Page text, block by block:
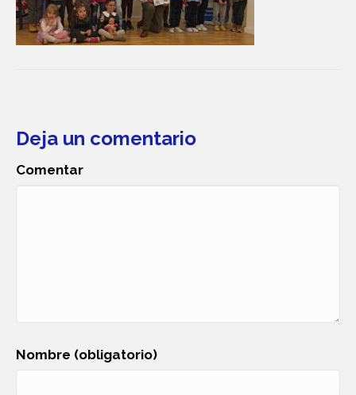
Deja un comentario
Comentar
Nombre (obligatorio)